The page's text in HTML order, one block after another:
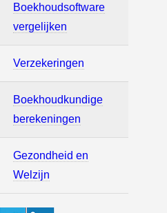
Boekhoudsoftware
vergelijken
Verzekeringen
Boekhoudkundige
berekeningen
Gezondheid en
Welzijn